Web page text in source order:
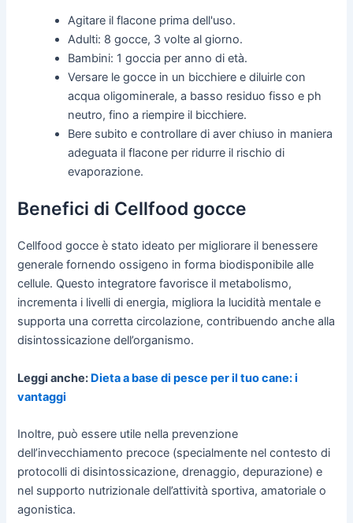
Agitare il flacone prima dell'uso.
Adulti: 8 gocce, 3 volte al giorno.
Bambini: 1 goccia per anno di età.
Versare le gocce in un bicchiere e diluirle con
acqua oligominerale, a basso residuo fisso e ph
neutro, fino a riempire il bicchiere.
Bere subito e controllare di aver chiuso in maniera
adeguata il flacone per ridurre il rischio di
evaporazione.
Benefici di Cellfood gocce
Cellfood gocce è stato ideato per migliorare il benessere
generale fornendo ossigeno in forma biodisponibile alle
cellule. Questo integratore favorisce il metabolismo,
incrementa i livelli di energia, migliora la lucidità mentale e
supporta una corretta circolazione, contribuendo anche alla
disintossicazione dell’organismo.
Leggi anche: Dieta a base di pesce per il tuo cane: i
vantaggi
Inoltre, può essere utile nella prevenzione
dell’invecchiamento precoce (specialmente nel contesto di
protocolli di disintossicazione, drenaggio, depurazione) e
nel supporto nutrizionale dell’attività sportiva, amatoriale o
agonistica.